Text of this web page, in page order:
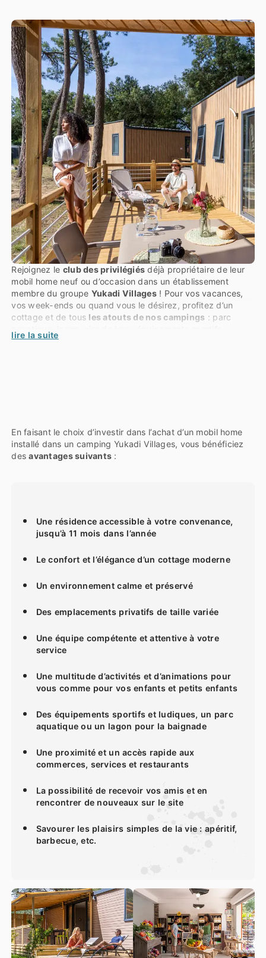
Découvrez tous nos mobil-homes disponibles à la vente
avec leurs tarifs et caractéristiques détaillées.
Rejoignez le club des privilégiés déjà propriétaire de leur
mobil home neuf ou d’occasion dans un établissement
membre du groupe Yukadi Villages! Pour vos vacances,
vos week-ends ou quand vous le désirez, profitez d’un
cottage et de tous les atouts de nos campings : parc
activités et animations…
lire la suite
En faisant le choix d’investir dans l’achat d’un mobil home
installé dans un camping Yukadi Villages, vous bénéficiez
desavantages suivants :
Une résidence accessible à votre convenance,
jusqu’à 11 mois dans l’année
Le confort et l’élégance d’un cottage moderne
Un environnement calme et préservé
Des emplacements privatifs de taille variée
Une équipe compétente et attentive à votre
service
Une multitude d’activités et d’animations pour
vous comme pour vos enfants et petits enfants
Des équipements sportifs et ludiques, un parc
aquatique ou un lagon pour la baignade
Une proximité et un accès rapide aux
commerces, services et restaurants
La possibilité de recevoir vos amis et en
rencontrer de nouveaux sur le site
Savourer les plaisirs simples de la vie : apéritif,
barbecue, etc.